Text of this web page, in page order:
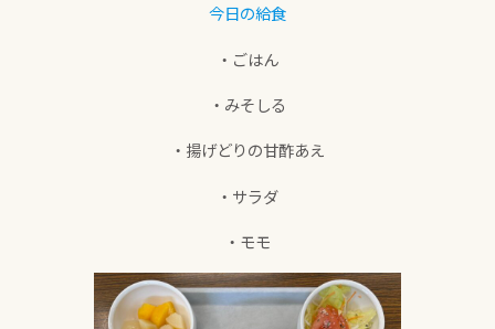
今日の給食
・ごはん
・みそしる
・揚げどりの甘酢あえ
・サラダ
・モモ